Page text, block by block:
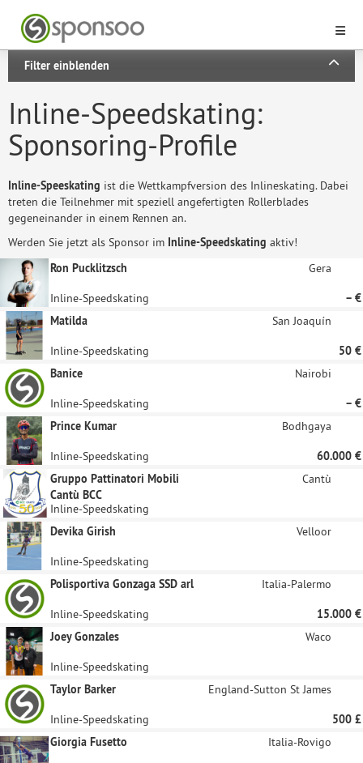
Filter einblenden
Inline-Speedskating:
Sponsoring-Profile
Inline-Speeskating ist die Wettkampfversion des Inlineskating. Dabei
treten die Teilnehmer mit speziell angefertigten Rollerblades
gegeneinander in einem Rennen an.
Werden Sie jetzt als Sponsor im Inline-Speedskating aktiv!
Ron Pucklitzsch
Gera
Inline-Speedskating
– €
Matilda
San Joaquín
Inline-Speedskating
50 €
Banice
Nairobi
Inline-Speedskating
– €
Prince Kumar
Bodhgaya
Inline-Speedskating
60.000 €
Gruppo Pattinatori Mobili
Cantù BCC
Cantù
Inline-Speedskating
Devika Girish
Velloor
Inline-Speedskating
Polisportiva Gonzaga SSD arl
Italia-Palermo
Inline-Speedskating
15.000 €
Joey Gonzales
Waco
Inline-Speedskating
Taylor Barker
England-Sutton St James
Inline-Speedskating
500 £
Giorgia Fusetto
Italia-Rovigo